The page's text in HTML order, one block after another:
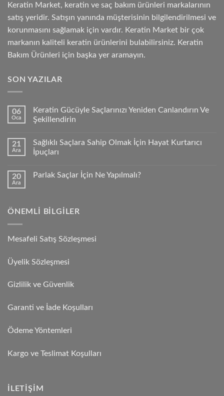
Keratin Market, keratin ve saç bakım ürünleri markalarının
satış yeridir. Satışın yanında müşterisinin bilgilendirilmesi ve
korunmasını sağlamak için vardır. Keratin Market bir çok
markanın kaliteli keratin ürünlerini bulabilirsiniz. Keratin
Bakım Ürünleri için başka yer aramayın.
SON YAZILAR
06
Oca
Keratin Gücüyle Saçlarınızı Yeniden Canlandırın Ve
Şekillendirin
21
Ara
Sağlıklı Saçlara Sahip Olmak İçin Hayat Kurtarıcı
İpuçları
20
Ara
Parlak Saçlar İçin Ne Yapılmalı?
ÖNEMLI BILGILER
Mesafeli Satış Sözleşmesi
Üyelik Sözleşmesi
Gizlilik ve Güvenlik
Garanti ve İade Koşulları
Ödeme Yöntemleri
Kargo ve Teslimat Koşulları
İLETIŞIM